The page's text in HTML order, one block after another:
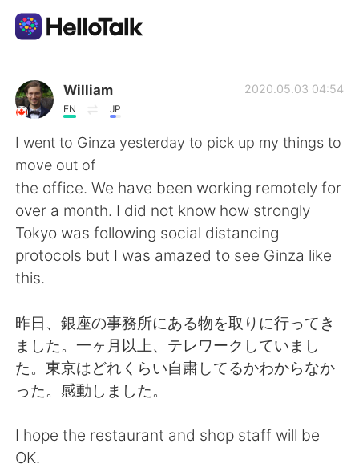
語学交換アプリ
AI Grammar Checker
日本語
English 简体中文
繁體中文
العربية Français
Deutsch 한국어
Indonesia Italiano
William
EN JP
2020.05.03 04:54
I went to Ginza yesterday to pick up my things to
move out of
the office. We have been working remotely for
over a month. I did not know how strongly
Tokyo was following social distancing
protocols but I was amazed to see Ginza like
this.
昨日、銀座の事務所にある物を取りに行ってき
ました。一ヶ月以上、テレワークしていまし
た。東京はどれくらい自粛してるかわからなか
った。感動しました。
I hope the restaurant and shop staff will be
OK.